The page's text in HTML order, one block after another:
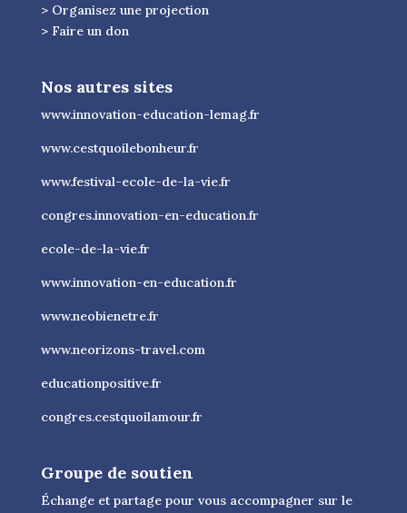
> Organisez une projection
> Faire un don
Nos autres sites
www.innovation-education-lemag.fr
www.cestquoilebonheur.fr
www.festival-ecole-de-la-vie.fr
congres.innovation-en-education.fr
ecole-de-la-vie.fr
www.innovation-en-education.fr
www.neobienetre.fr
www.neorizons-travel.com
educationpositive.fr
congres.cestquoilamour.fr
Groupe de soutien
Échange et partage pour vous accompagner sur le